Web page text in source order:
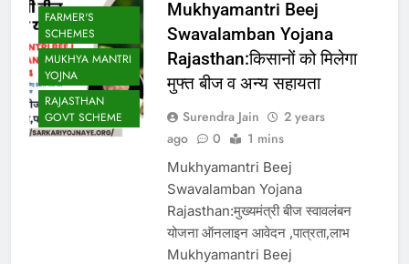
FARMER'S
SCHEMES
MUKHYA MANTRI
YOJNA
RAJASTHAN
GOVT SCHEME
Mukhyamantri Beej
Swavalamban Yojana
Rajasthan:किसानों को मिलेगा
मुफ्त बीज व अन्य सहायता
Surendra Jain
2 years
ago
0 1 mins
Mukhyamantri Beej
Swavalamban Yojana
Rajasthan:मुख्यमंत्री बीज स्वावलंबन
योजना ऑनलाइन आवेदन ,पात्रता,लाभ
Mukhyamantri Beej